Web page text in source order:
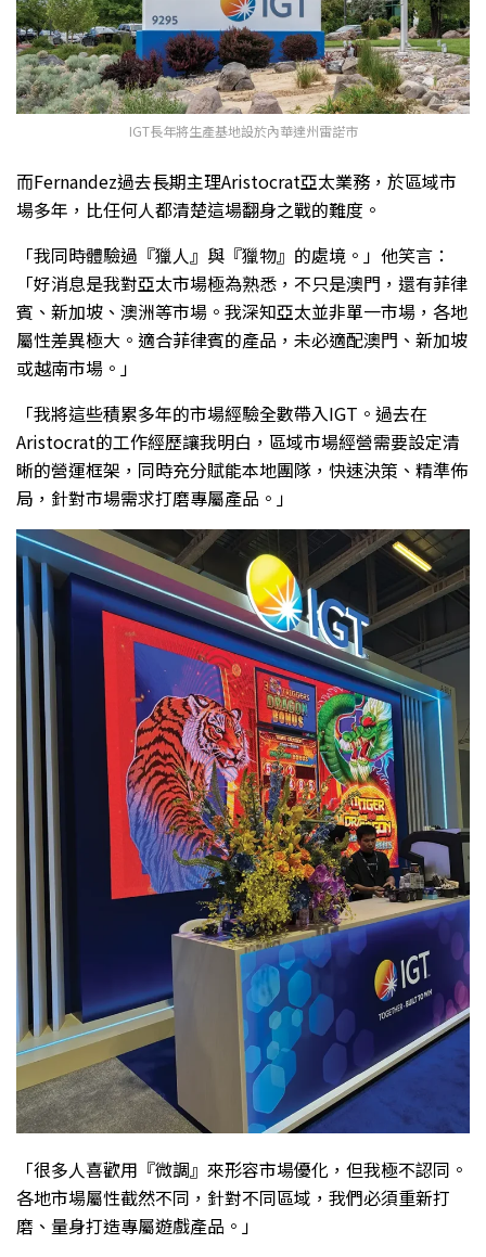
IGT長年將生產基地設於內華達州雷諾市
而Fernandez過去長期主理Aristocrat亞太業務，於區域市
場多年，比任何人都清楚這場翻身之戰的難度。
「我同時體驗過『獵人』與『獵物』的處境。」他笑言：
「好消息是我對亞太市場極為熟悉，不只是澳門，還有菲律
賓、新加坡、澳洲等市場。我深知亞太並非單一市場，各地
屬性差異極大。適合菲律賓的產品，未必適配澳門、新加坡
或越南市場。」
「我將這些積累多年的市場經驗全數帶入IGT。過去在
Aristocrat的工作經歷讓我明白，區域市場經營需要設定清
晰的營運框架，同時充分賦能本地團隊，快速決策、精準佈
局，針對市場需求打磨專屬產品。」
「很多人喜歡用『微調』來形容市場優化，但我極不認同。
各地市場屬性截然不同，針對不同區域，我們必須重新打
磨、量身打造專屬遊戲產品。」